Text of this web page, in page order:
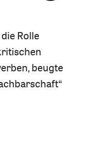
Rolle
beugte